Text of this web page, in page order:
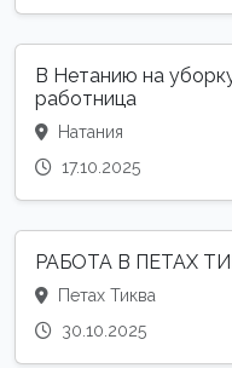
В Нетанию на
работница
Натания
17.10.2025
РАБОТА В ПЕТАХ
Петах Тиква
30.10.2025